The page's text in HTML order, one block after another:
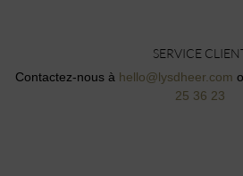
SERVICE
Contactez-nous à hello@lysdheer.com
25 36 23